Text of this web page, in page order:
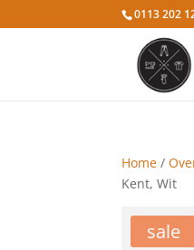
0113 202
Home /
Kent, Wit
sale